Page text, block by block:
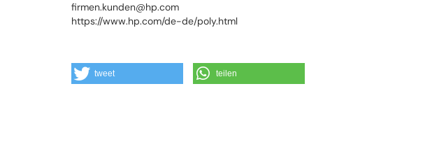
firmen.kunden@hp.com
https://www.hp.com/de-de/poly.html
tweet teilen